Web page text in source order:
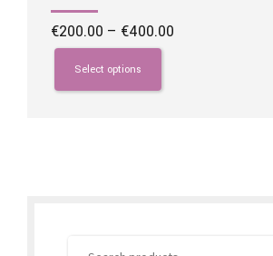
€200.00 – €400.00
Select options
This
product
has